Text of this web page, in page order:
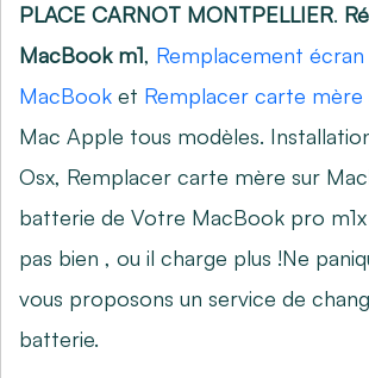
PLACE CARNOT MONTPELLIER.
MacBook m1, Remplacement écran
MacBook et Remplacer carte
Mac Apple tous modèles.
Osx, Remplacer carte mère sur
batterie de Votre MacBook pro
pas bien , ou il charge plus !Ne
vous proposons un service de
batterie.